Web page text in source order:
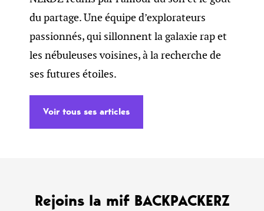
du partage. Une équipe d’explorateurs
passionnés, qui sillonnent la galaxie rap et
les nébuleuses voisines, à la recherche de
ses futures étoiles.
Voir tous ses articles
Rejoins la mif BACKPACKERZ